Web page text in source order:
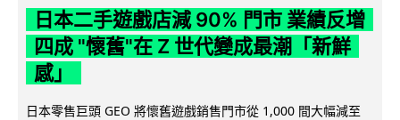
日本二手遊戲店減 90% 門市 業績反增
四成 "懷舊"在 Z 世代變成最潮「新鮮
感」
日本零售巨頭 GEO 將懷舊遊戲銷售門市從 1,000 間大幅減至